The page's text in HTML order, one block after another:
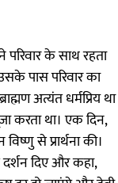
के साथ रहता
पास परिवार का
अत्यंत धर्मप्रिय था
करता था। एक दिन,
से प्रार्थना की।
दिए और कहा,